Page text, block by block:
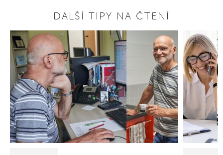
DALŠÍ TIPY NA ČTENÍ